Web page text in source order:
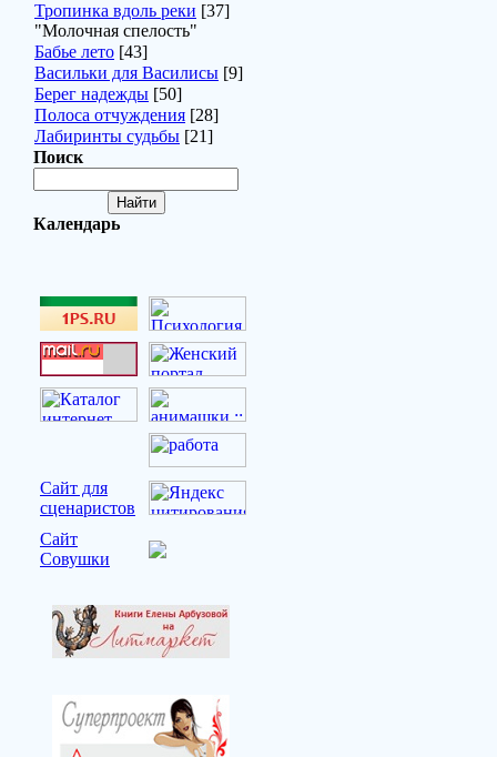
Тропинка вдоль реки [37]
"Молочная спелость"
Бабье лето [43]
Васильки для Василисы [9]
Берег надежды [50]
Полоса отчуждения [28]
Лабиринты судьбы [21]
Поиск
Календарь
Сайт для
сценаристов
Сайт
Совушки